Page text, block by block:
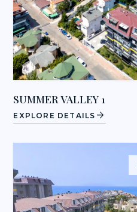
SUMMER VALLEY 1
EXPLORE DETAILS arrow_forward